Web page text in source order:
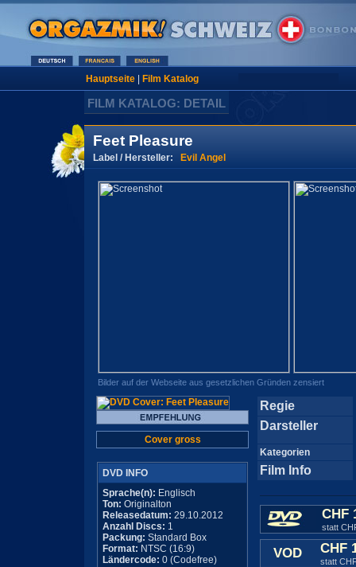
Hauptseite| Film Katalog
FILM KATALOG: DETAIL
Feet Pleasure
Label / Hersteller: Evil Angel
Bilder auf der Webseite aus gesetzlichen Gründen zensiert
Cover gross
DVD INFO
Sprache(n): Englisch
Ton: Originalton
Releasedatum: 29.10.2012
Anzahl Discs: 1
Packung: Standard Box
Format: NTSC (16:9)
Ländercode: 0 (Codefree)
Regie
Darsteller
Kategorien
Film Info
CHF
statt
VOD CHF
statt